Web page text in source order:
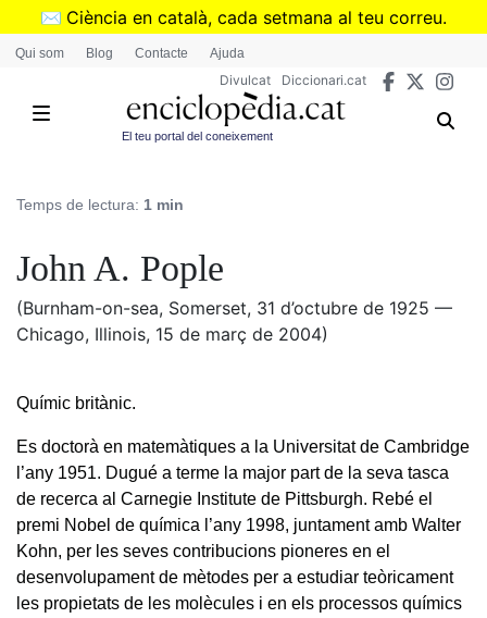
Vés
✉️ Ciència en català, cada setmana al teu correu.
➜Subscriu-te al butlletí de Divulcat
Qui som Blog Contacte Ajuda
Divulcat Diccionari.cat
El teu portal del coneixement
Temps de lectura: 1 min
John A. Pople
(Burnham-on-sea, Somerset, 31 d’octubre de 1925 —
Chicago, Illinois, 15 de març de 2004)
Químic britànic.
Es doctorà en matemàtiques a la Universitat de Cambridge
l’any 1951. Dugué a terme la major part de la seva tasca
de recerca al Carnegie Institute de Pittsburgh. Rebé el
premi Nobel de química l’any 1998, juntament amb Walter
Kohn, per les seves contribucions pioneres en el
desenvolupament de mètodes per a estudiar teòricament
les propietats de les molècules i en els processos químics